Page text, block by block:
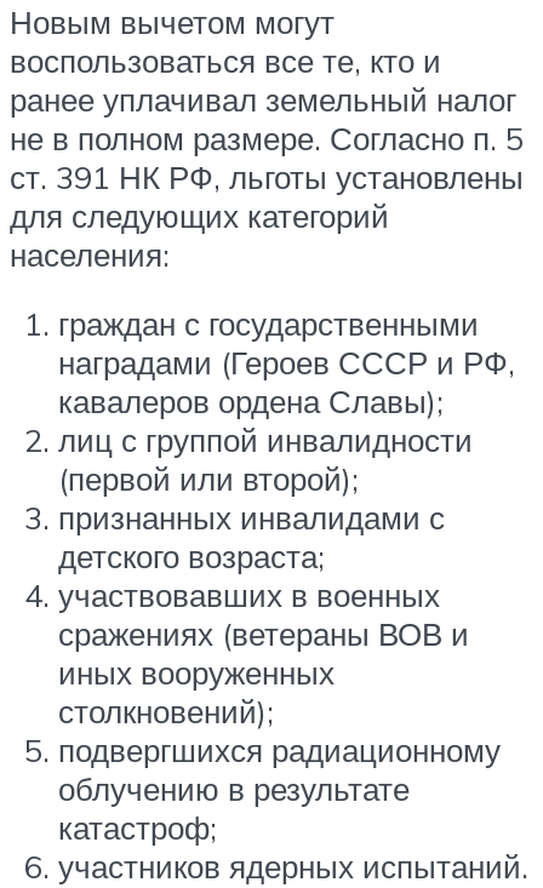
Новым вычетом могут
воспользоваться все те, кто и
ранее уплачивал земельный налог
не в полном размере. Согласно п. 5
ст. 391 НК РФ, льготы установлены
для следующих категорий
населения:
граждан с государственными
наградами (Героев СССР и РФ,
кавалеров ордена Славы);
лиц с группой инвалидности
(первой или второй);
признанных инвалидами с
детского возраста;
участвовавших в военных
сражениях (ветераны ВОВ и
иных вооруженных
столкновений);
подвергшихся радиационному
облучению в результате
катастроф;
участников ядерных испытаний.